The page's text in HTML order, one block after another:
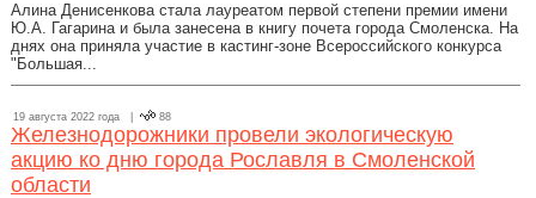
Алина Денисенкова стала лауреатом первой степени премии имени
Ю.А. Гагарина и была занесена в книгу почета города Смоленска. На
днях она приняла участие в кастинг-зоне Всероссийского конкурса
"Большая...
19 августа 2022 года | 88
Железнодорожники провели экологическую
акцию ко дню города Рославля в Смоленской
области